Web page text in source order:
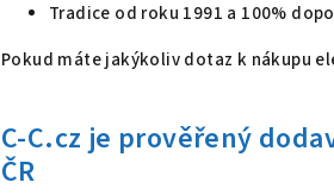
Tradice od roku 1991 a 100%
Pokud máte jakýkoliv dotaz k nákupu
C-C.cz je prověřený
ČR